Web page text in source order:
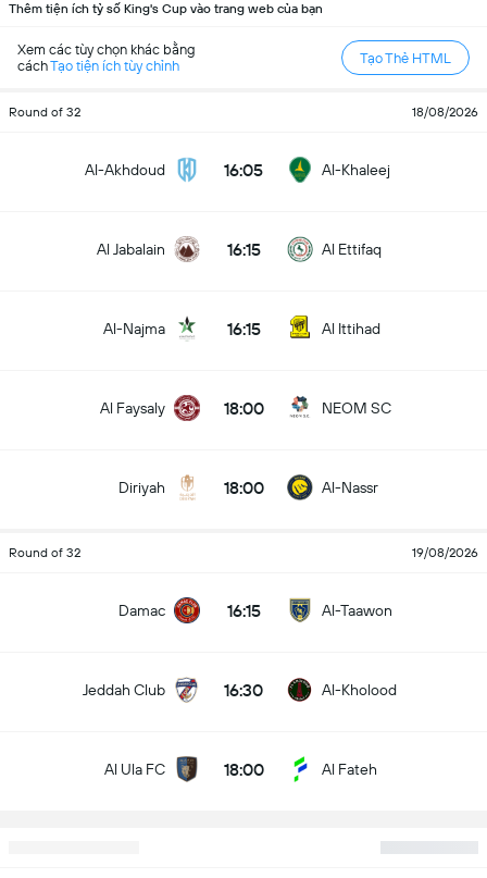
Thêm tiện ích tỷ số King's Cup vào trang web của bạn
Xem các tùy chọn khác bằng
cáchTạo tiện ích tùy chỉnh Tạo Thẻ HTML
Round of 32 18/08/2026
Al-Akhdoud 16:05 Al-Khaleej
Al Jabalain 16:15 Al Ettifaq
Al-Najma 16:15 Al Ittihad
Al Faysaly 18:00 NEOM SC
Diriyah 18:00 Al-Nassr
Round of 32 19/08/2026
Damac 16:15 Al-Taawon
Jeddah Club 16:30 Al-Kholood
Al Ula FC 18:00 Al Fateh